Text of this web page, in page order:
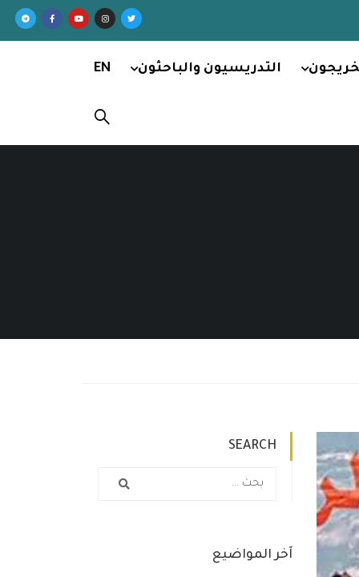
التدريسيون والباحثون EN
SEARCH
آخر المواضيع